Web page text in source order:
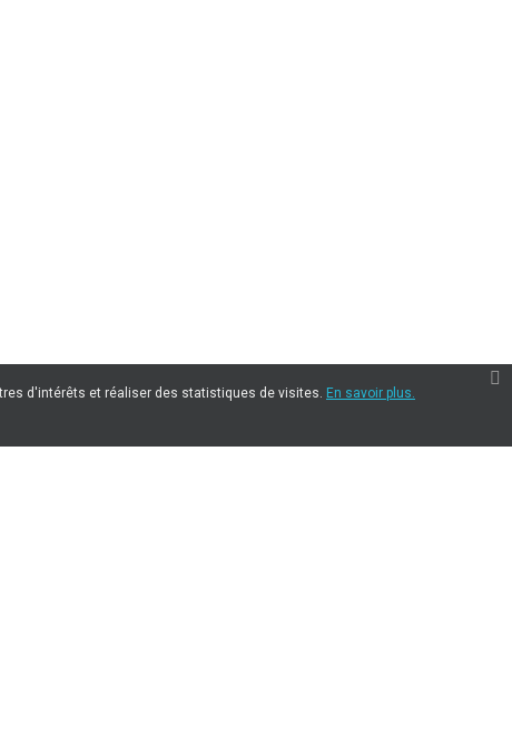
d'intérêts et réaliser des statistiques de visites. En savoir plus.